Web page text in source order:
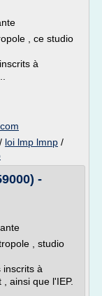
, ce studio
à
/ loi lmp lmnp /
-
, studio
inscrits à
ainsi que l'IEP.